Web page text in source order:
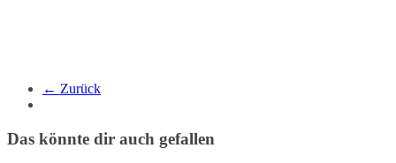
← Zurück
Das könnte dir auch gefallen